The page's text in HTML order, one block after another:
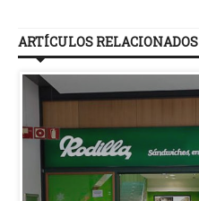
ARTÍCULOS RELACIONADOS